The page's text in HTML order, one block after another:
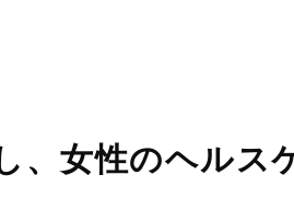
、女性のヘルス